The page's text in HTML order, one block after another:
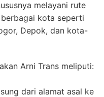
melayani rute
kota seperti
Depok, dan kota-
Arni Trans meliputi:
dari alamat asal ke